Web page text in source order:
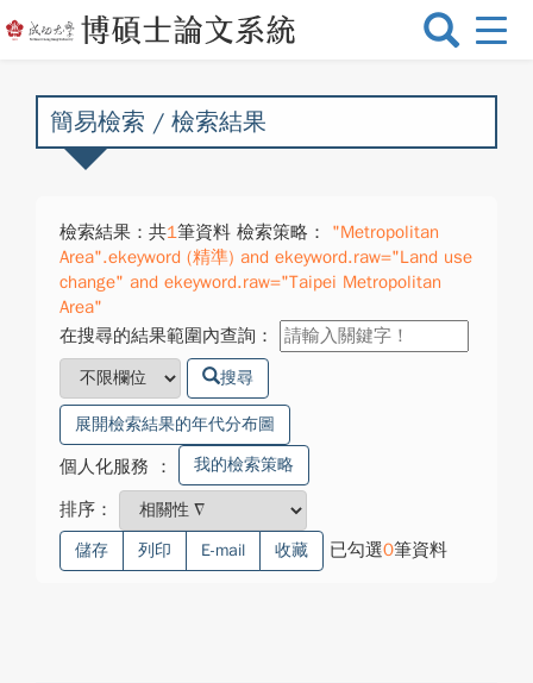
選
換
簡易檢索 / 檢索結果
檢索結果：共1筆資料 檢索策略：
"Metropolitan
Area".ekeyword (精準) and ekeyword.raw="Land use
change" and ekeyword.raw="Taipei Metropolitan
Area"
在搜尋的結果範圍內查詢：
搜尋
展開檢索結果的年代分布圖
個人化服務 ： 我的檢索策略
排序：
儲存 列印 E-mail 收藏 已勾選0筆資料